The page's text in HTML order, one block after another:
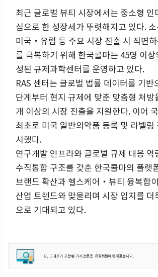
최근 글로벌 뷰티 시장에서는 중소형 인
심으로 한 성장세가 뚜렷해지고 있다.
미국‧유럽 등 주요 시장 진출 시 직면하
를 극복하기 위해 한국콜마는 45명 이
성된 규제과학센터를 운영하고 있다.
RAS 센터는 글로벌 법률 데이터를 기반
단계부터 현지 규제에 맞춘 맞춤형 처방
개 이상의 시장 진출을 지원한다. 이어
최초로 미국 일반의약품 등록 및 라벨링
시했다.
연구개발 인프라와 글로벌 규제 대응
수직통합 구조를 갖춘 한국콜마의 플랫
브랜드 확산과 헬스케어‧뷰티 융복합
산업 트렌드와 맞물리며 시장 입지를 더
으로 기대되고 있다.